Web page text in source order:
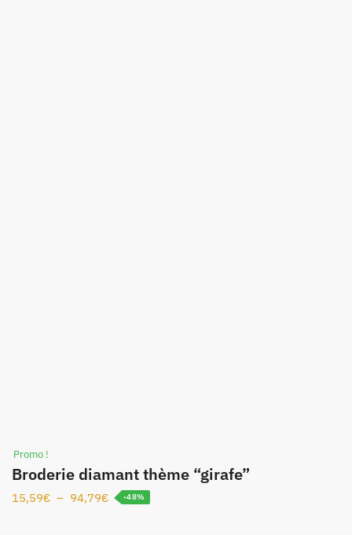
Promo !
Broderie diamant thème “girafe”
15,59€ – 94,79€ -48%